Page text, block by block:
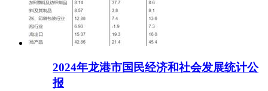
2024年龙港市国民经济和社会发展统计公
报